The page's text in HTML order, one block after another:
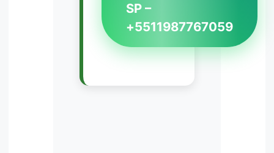
SP –
+5511987767059